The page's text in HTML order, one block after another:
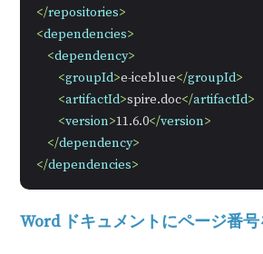
</repositories>
<dependencies>
<dependency>
<groupId>e-iceblue</groupId>
<artifactId>spire.doc</artifactId>
<version>11.6.0</version>
</dependency>
</dependencies>
Word ドキュメントにページ番